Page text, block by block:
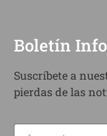
Boletín
Suscríbete a
pierdas de las